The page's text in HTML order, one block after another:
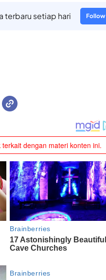
setiap hari Follow